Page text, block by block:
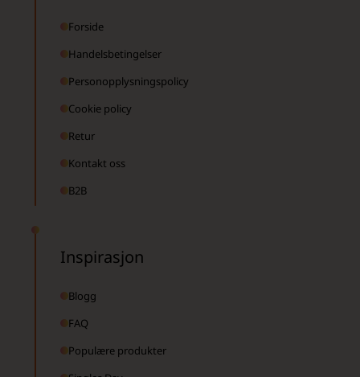
Forside
Handelsbetingelser
Personopplysningspolicy
Cookie policy
Retur
Kontakt oss
B2B
Inspirasjon
Blogg
FAQ
Populære produkter